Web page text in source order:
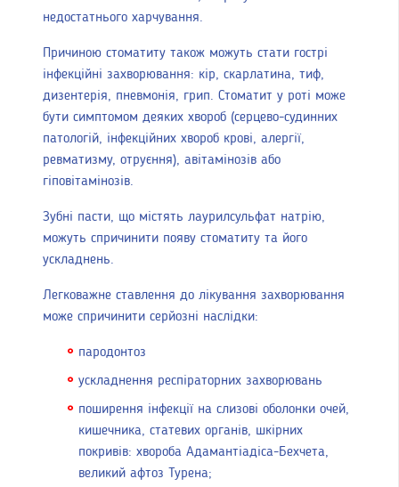
недостатнього харчування.
Причиною стоматиту також можуть стати гострі
інфекційні захворювання: кір, скарлатина, тиф,
дизентерія, пневмонія, грип. Стоматит у роті може
бути симптомом деяких хвороб (серцево-судинних
патологій, інфекційних хвороб крові, алергії,
ревматизму, отруєння), авітамінозів або
гіповітамінозів.
Зубні пасти, що містять лаурилсульфат натрію,
можуть спричинити появу стоматиту та його
ускладнень.
Легковажне ставлення до лікування захворювання
може спричинити серйозні наслідки:
пародонтоз
ускладнення респіраторних захворювань
поширення інфекції на слизові оболонки очей,
кишечника, статевих органів, шкірних
покривів: хвороба Адамантіадіса-Бехчета,
великий афтоз Турена;